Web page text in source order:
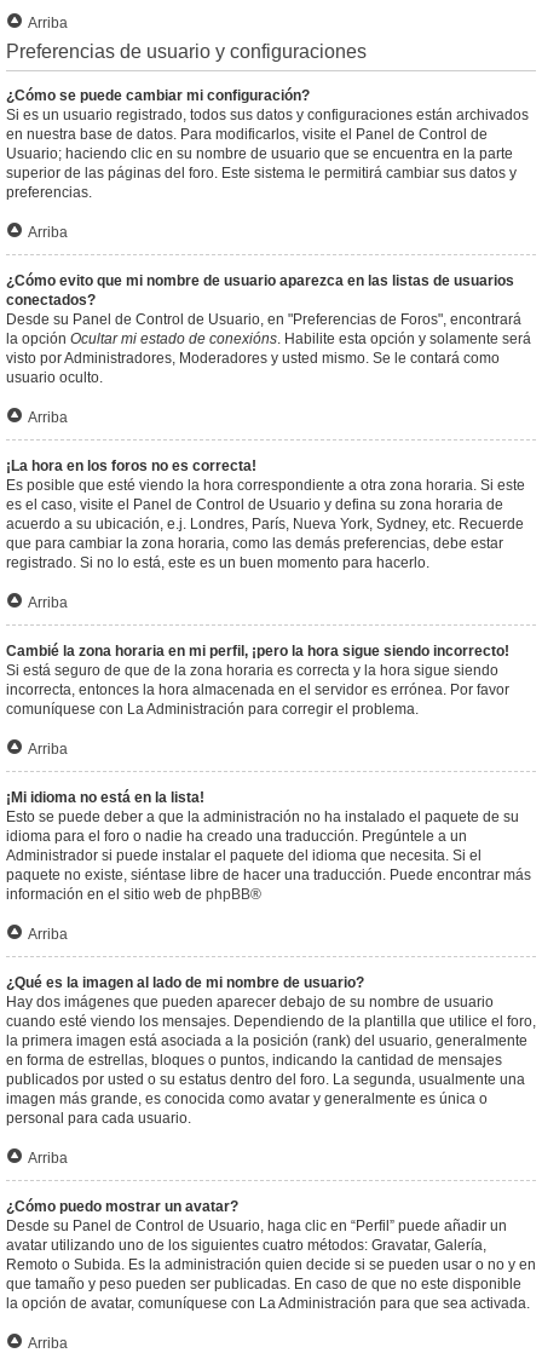
Arriba
Preferencias de usuario y configuraciones
¿Cómo se puede cambiar mi configuración?
Si es un usuario registrado, todos sus datos y configuraciones están archivados
en nuestra base de datos. Para modificarlos, visite el Panel de Control de
Usuario; haciendo clic en su nombre de usuario que se encuentra en la parte
superior de las páginas del foro. Este sistema le permitirá cambiar sus datos y
preferencias.
Arriba
¿Cómo evito que mi nombre de usuario aparezca en las listas de usuarios
conectados?
Desde su Panel de Control de Usuario, en "Preferencias de Foros", encontrará
la opción Ocultar mi estado de conexións. Habilite esta opción y solamente será
visto por Administradores, Moderadores y usted mismo. Se le contará como
usuario oculto.
Arriba
¡La hora en los foros no es correcta!
Es posible que esté viendo la hora correspondiente a otra zona horaria. Si este
es el caso, visite el Panel de Control de Usuario y defina su zona horaria de
acuerdo a su ubicación, e.j. Londres, París, Nueva York, Sydney, etc. Recuerde
que para cambiar la zona horaria, como las demás preferencias, debe estar
registrado. Si no lo está, este es un buen momento para hacerlo.
Arriba
Cambié la zona horaria en mi perfil, ¡pero la hora sigue siendo incorrecto!
Si está seguro de que de la zona horaria es correcta y la hora sigue siendo
incorrecta, entonces la hora almacenada en el servidor es errónea. Por favor
comuníquese con La Administración para corregir el problema.
Arriba
¡Mi idioma no está en la lista!
Esto se puede deber a que la administración no ha instalado el paquete de su
idioma para el foro o nadie ha creado una traducción. Pregúntele a un
Administrador si puede instalar el paquete del idioma que necesita. Si el
paquete no existe, siéntase libre de hacer una traducción. Puede encontrar más
información en el sitio web de phpBB®
Arriba
¿Qué es la imagen al lado de mi nombre de usuario?
Hay dos imágenes que pueden aparecer debajo de su nombre de usuario
cuando esté viendo los mensajes. Dependiendo de la plantilla que utilice el foro,
la primera imagen está asociada a la posición (rank) del usuario, generalmente
en forma de estrellas, bloques o puntos, indicando la cantidad de mensajes
publicados por usted o su estatus dentro del foro. La segunda, usualmente una
imagen más grande, es conocida como avatar y generalmente es única o
personal para cada usuario.
Arriba
¿Cómo puedo mostrar un avatar?
Desde su Panel de Control de Usuario, haga clic en “Perfil” puede añadir un
avatar utilizando uno de los siguientes cuatro métodos: Gravatar, Galería,
Remoto o Subida. Es la administración quien decide si se pueden usar o no y en
que tamaño y peso pueden ser publicadas. En caso de que no este disponible
la opción de avatar, comuníquese con La Administración para que sea activada.
Arriba